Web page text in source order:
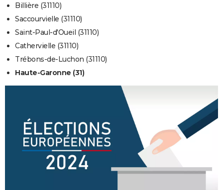
Billière (31110)
Saccourvielle (31110)
Saint-Paul-d'Oueil (31110)
Cathervielle (31110)
Trébons-de-Luchon (31110)
Haute-Garonne (31)